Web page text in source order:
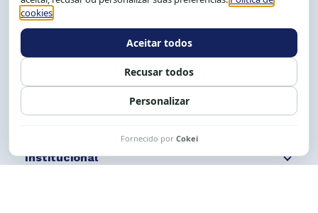
Tel.: (71) 2104-5457, Cel.: (71) 9 9239-2104 ou 2105
Expediente: 8h às 12h e 13 às 17h.
Siga nossas redes Fale conosco
Institucional